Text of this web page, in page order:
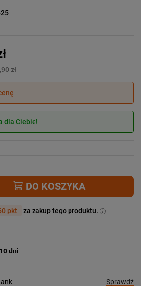
zł
dla Ciebie!
DO KOSZYKA
pkt za zakup tego produktu.
dni
Sprawdź